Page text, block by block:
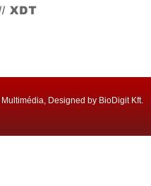
Designed by BioDigit Kft.